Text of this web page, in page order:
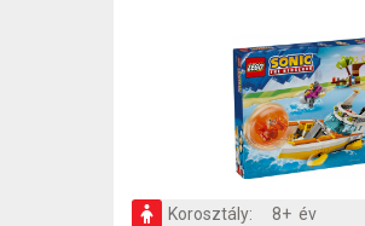
Korosztály:
8+ év